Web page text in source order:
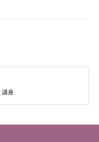
, 講座